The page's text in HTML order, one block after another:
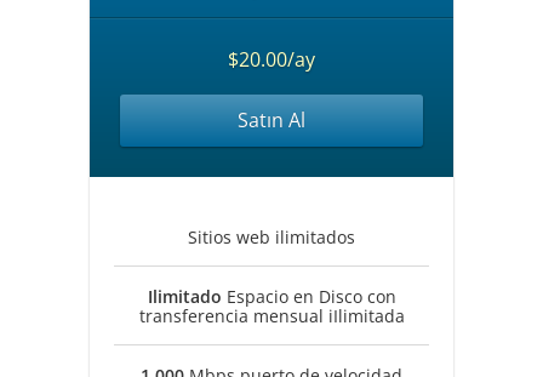
$20.00/ay
Satın Al
Sitios web ilimitados
Ilimitado Espacio en Disco con
transferencia mensual iIlimitada